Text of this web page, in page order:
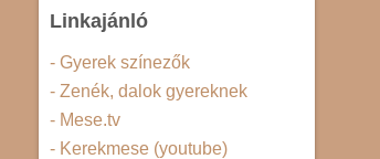
Linkajánló
- Gyerek színezők
- Zenék, dalok gyereknek
- Mese.tv
- Kerekmese (youtube)